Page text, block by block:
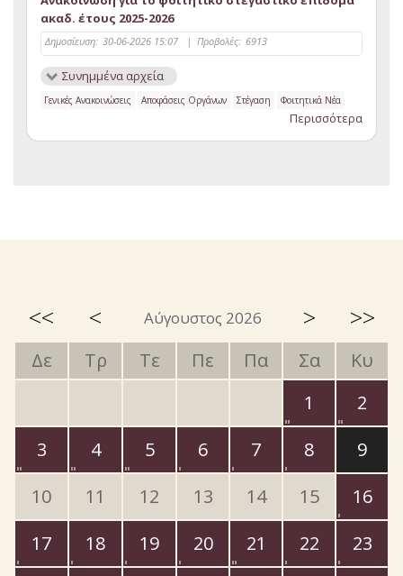
ακαδ. έτους 2025-2026
Δημοσίευση: 30-06-2026 15:07 | Προβολές: 6913
Συνημμένα αρχεία
Γενικές Ανακοινώσεις Αποφάσεις Οργάνων Στέγαση Φοιτητικά Νέα
Περισσότερα
<< < Αύγουστος 2026 > >>
Δε Τρ Τε Πε Πα Σα
Κυ
1
2
3
4 5 6 7 8
9
10
11 12 13 14 15
16
17
18 19 20 21 22
23